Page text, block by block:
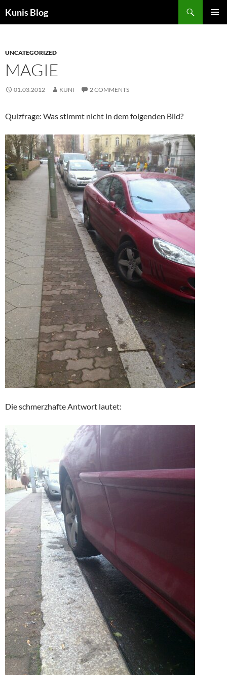
toKunis Blog
UNCATEGORIZED
MAGIE
01.03.2012 KUNI 2 COMMENTS
Quizfrage: Was stimmt nicht in dem folgenden Bild?
Die schmerzhafte Antwort lautet: